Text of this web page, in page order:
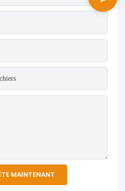
MAINTENANT